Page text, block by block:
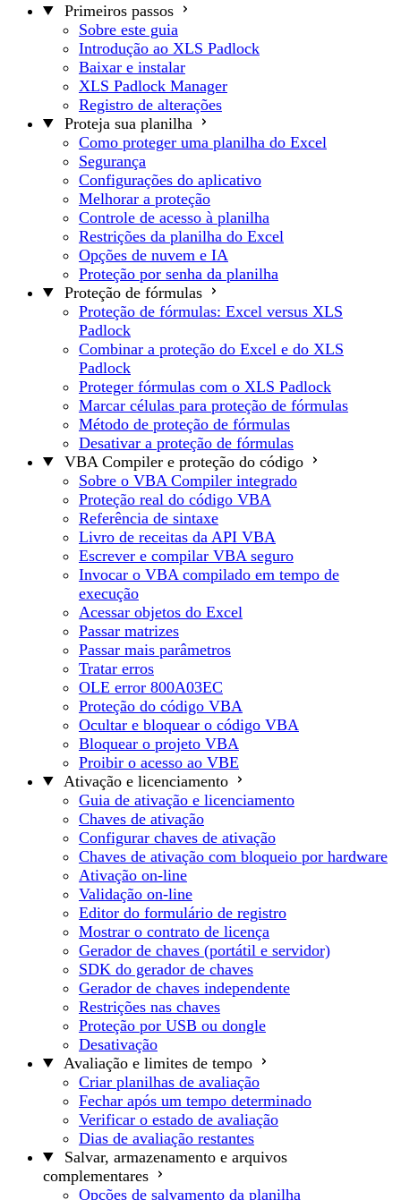
Primeiros passos
Sobre este guia
Introdução ao XLS Padlock
Baixar e instalar
XLS Padlock Manager
Registro de alterações
Proteja sua planilha
Como proteger uma planilha do Excel
Segurança
Configurações do aplicativo
Melhorar a proteção
Controle de acesso à planilha
Restrições da planilha do Excel
Opções de nuvem e IA
Proteção por senha da planilha
Proteção de fórmulas
Proteção de fórmulas: Excel versus XLS
Padlock
Combinar a proteção do Excel e do XLS
Padlock
Proteger fórmulas com o XLS Padlock
Marcar células para proteção de fórmulas
Método de proteção de fórmulas
Desativar a proteção de fórmulas
VBA Compiler e proteção do código
Sobre o VBA Compiler integrado
Proteção real do código VBA
Referência de sintaxe
Livro de receitas da API VBA
Escrever e compilar VBA seguro
Invocar o VBA compilado em tempo de
execução
Acessar objetos do Excel
Passar matrizes
Passar mais parâmetros
Tratar erros
OLE error 800A03EC
Proteção do código VBA
Ocultar e bloquear o código VBA
Bloquear o projeto VBA
Proibir o acesso ao VBE
Ativação e licenciamento
Guia de ativação e licenciamento
Chaves de ativação
Configurar chaves de ativação
Chaves de ativação com bloqueio por hardware
Ativação on-line
Validação on-line
Editor do formulário de registro
Mostrar o contrato de licença
Gerador de chaves (portátil e servidor)
SDK do gerador de chaves
Gerador de chaves independente
Restrições nas chaves
Proteção por USB ou dongle
Desativação
Avaliação e limites de tempo
Criar planilhas de avaliação
Fechar após um tempo determinado
Verificar o estado de avaliação
Dias de avaliação restantes
Salvar, armazenamento e arquivos
complementares
Opções de salvamento da planilha